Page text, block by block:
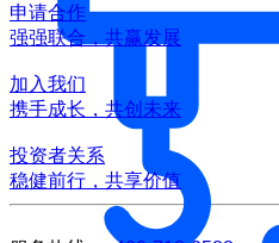
申请合作
强强联合，共赢发展
加入我们
携手成长，共创未来
投资者关系
稳健前行，共享价值